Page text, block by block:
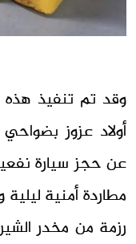
وقد تم تنفيذ هذه
أولاد عزوز
عن حجز سيارة
رزمة من مخدر